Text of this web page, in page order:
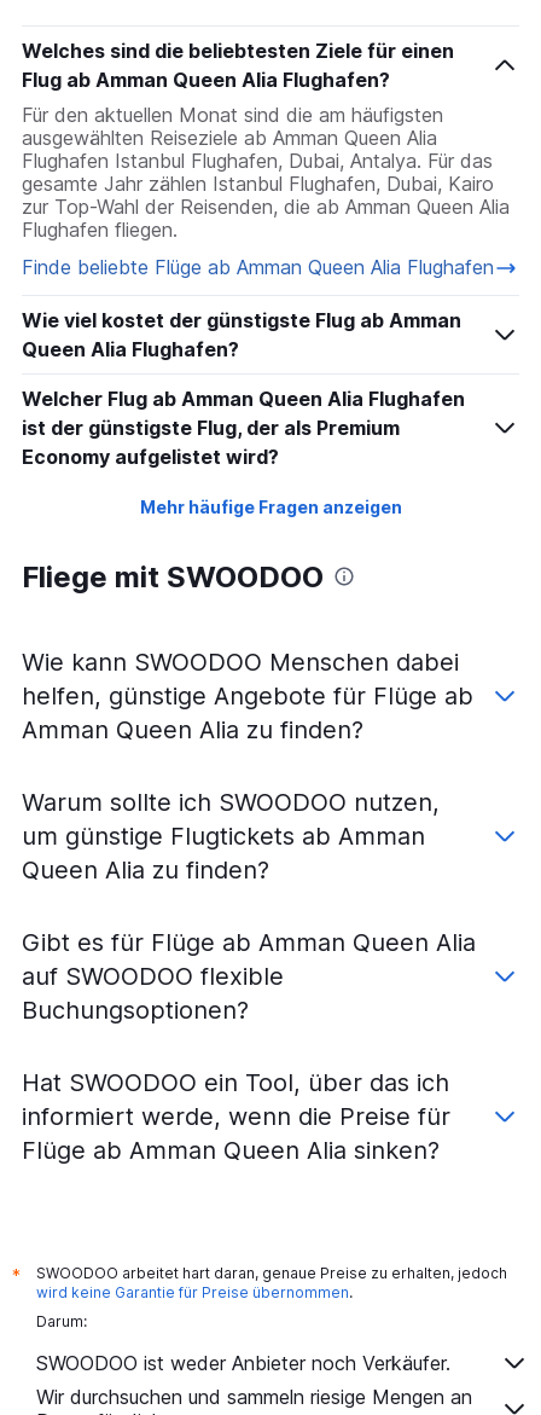
Welches sind die beliebtesten Ziele für einen
Flug ab Amman Queen Alia Flughafen?
Für den aktuellen Monat sind die am häufigsten
ausgewählten Reiseziele ab Amman Queen Alia
Flughafen Istanbul Flughafen, Dubai, Antalya. Für das
gesamte Jahr zählen Istanbul Flughafen, Dubai, Kairo
zur Top-Wahl der Reisenden, die ab Amman Queen Alia
Flughafen fliegen.
Finde beliebte Flüge ab Amman Queen Alia Flughafen
Wie viel kostet der günstigste Flug ab Amman
Queen Alia Flughafen?
Welcher Flug ab Amman Queen Alia Flughafen
ist der günstigste Flug, der als Premium
Economy aufgelistet wird?
Mehr häufige Fragen anzeigen
Fliege mit SWOODOO
Wie kann SWOODOO Menschen dabei
helfen, günstige Angebote für Flüge ab
Amman Queen Alia zu finden?
Warum sollte ich SWOODOO nutzen,
um günstige Flugtickets ab Amman
Queen Alia zu finden?
Gibt es für Flüge ab Amman Queen Alia
auf SWOODOO flexible
Buchungsoptionen?
Hat SWOODOO ein Tool, über das ich
informiert werde, wenn die Preise für
Flüge ab Amman Queen Alia sinken?
*
SWOODOO arbeitet hart daran, genaue Preise zu erhalten, jedoch
wird keine Garantie für Preise übernommen.
Darum:
SWOODOO ist weder Anbieter noch Verkäufer.
Wir durchsuchen und sammeln riesige Mengen an